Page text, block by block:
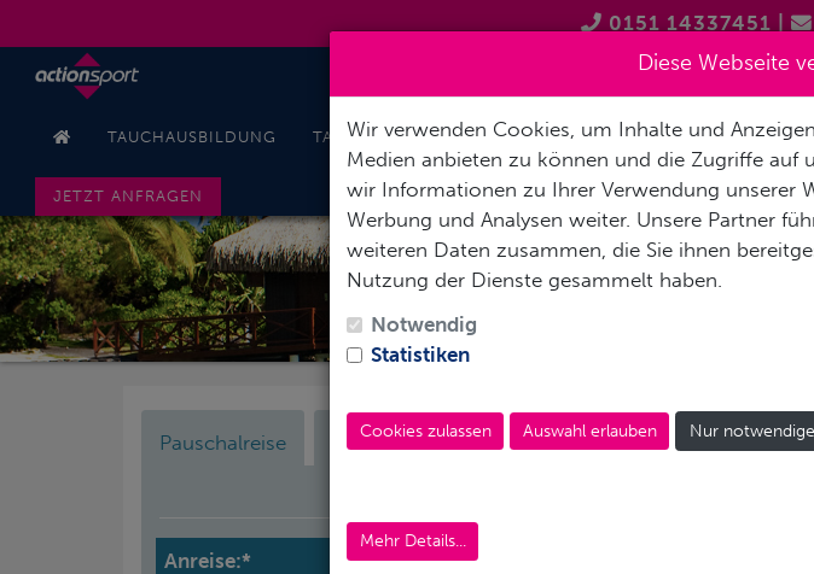
0151 14337451
TAUCHAUSBILDUNG TAUCHREISEN PODCAST PRODUKTVORSTELLUNGEN
JETZT ANFRAGEN
FILITHEYO
Pauschalreise Nur Hotel
Anreise:*
Diese Webseite
Wir verwenden Cookies, um Inhalte und
Medien anbieten zu können und die Zugriffe auf
wir Informationen zu Ihrer Verwendung unserer
Werbung und Analysen weiter. Unsere Partner
weiteren Daten zusammen, die Sie ihnen
Nutzung der Dienste gesammelt haben.
Notwendig
Statistiken
Cookies zulassen Auswahl erlauben Nur
Mehr Details...